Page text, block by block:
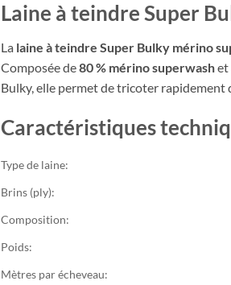
Laine à teindre Super
La laine à teindre Super Bulky mérino
Composée de80 % mérino superwashet
Bulky, elle permet de tricoter rapidement
Caractéristiques
Type de laine:
Brins (ply):
Composition:
Poids:
Mètres par écheveau: